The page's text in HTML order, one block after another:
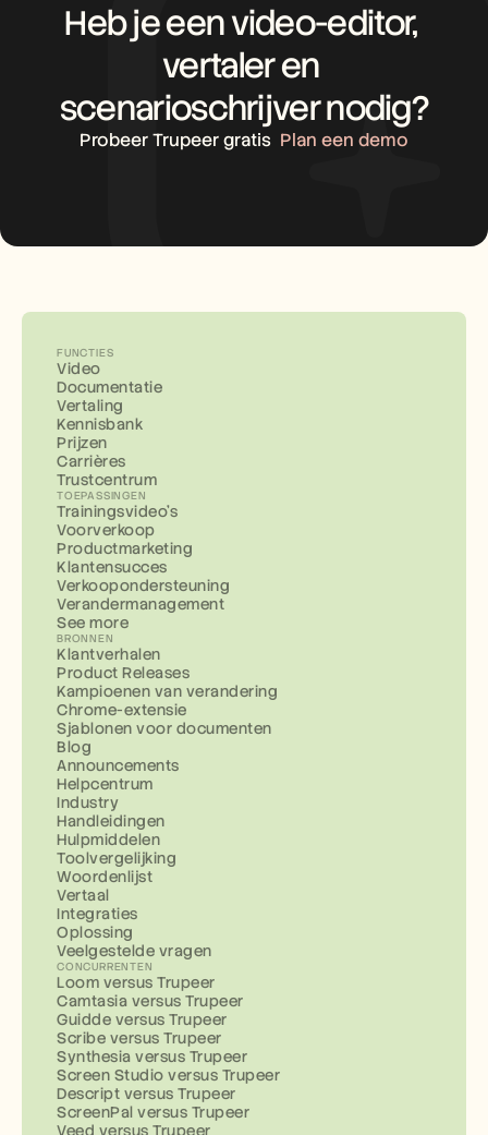
Heb je een video-editor,
vertaler en
scenarioschrijver nodig?
Probeer Trupeer gratis Plan een demo
FUNCTIES
Video
Documentatie
Vertaling
Kennisbank
Prijzen
Carrières
Trustcentrum
TOEPASSINGEN
Trainingsvideo's
Voorverkoop
Productmarketing
Klantensucces
Verkoopondersteuning
Verandermanagement
See more
BRONNEN
Klantverhalen
Product Releases
Kampioenen van verandering
Chrome-extensie
Sjablonen voor documenten
Blog
Announcements
Helpcentrum
Industry
Handleidingen
Hulpmiddelen
Toolvergelijking
Woordenlijst
Vertaal
Integraties
Oplossing
Veelgestelde vragen
CONCURRENTEN
Loom versus Trupeer
Camtasia versus Trupeer
Guidde versus Trupeer
Scribe versus Trupeer
Synthesia versus Trupeer
Screen Studio versus Trupeer
Descript versus Trupeer
ScreenPal versus Trupeer
Veed versus Trupeer